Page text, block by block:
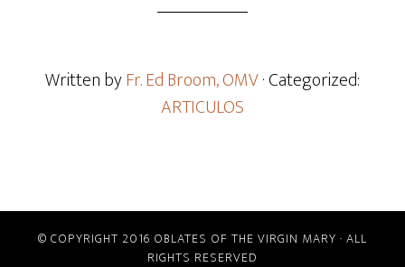
Written byFr. Ed Broom, OMV· Categorized:
ARTICULOS
© COPYRIGHT 2016 OBLATES OF THE VIRGIN MARY · ALL
RIGHTS RESERVED